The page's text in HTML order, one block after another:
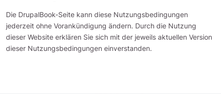
Die DrupalBook-Seite kann diese Nutzungsbedingungen
jederzeit ohne Vorankündigung ändern. Durch die Nutzung
dieser Website erklären Sie sich mit der jeweils aktuellen Version
dieser Nutzungsbedingungen einverstanden.